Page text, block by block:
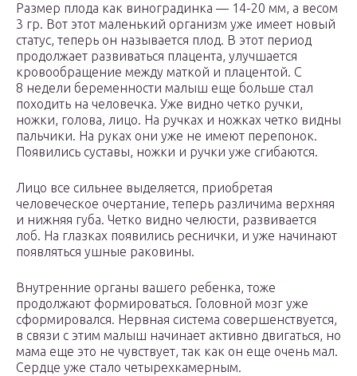
Размер плода как виноградинка — 14-20 мм, а весом
3 гр. Вот этот маленький организм уже имеет новый
статус, теперь он называется плод. В этот период
продолжает развиваться плацента, улучшается
кровообращение между маткой и плацентой. С
8 недели беременности малыш еще больше стал
походить на человечка. Уже видно четко ручки,
ножки, голова, лицо. На ручках и ножках четко видны
пальчики. На руках они уже не имеют перепонок.
Появились суставы, ножки и ручки уже сгибаются.
Лицо все сильнее выделяется, приобретая
человеческое очертание, теперь различима верхняя
и нижняя губа. Четко видно челюсти, развивается
лоб. На глазках появились реснички, и уже начинают
появляться ушные раковины.
Внутренние органы вашего ребенка, тоже
продолжают формироваться. Головной мозг уже
сформировался. Нервная система совершенствуется,
в связи с этим малыш начинает активно двигаться, но
мама еще это не чувствует, так как он еще очень мал.
Сердце уже стало четырехкамерным.